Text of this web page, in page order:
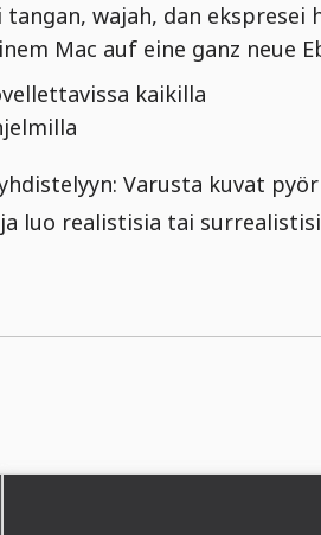
wajah, dan ekspresei
Mac auf eine ganz neue
kaikilla
Varusta kuvat
luo realistisia tai